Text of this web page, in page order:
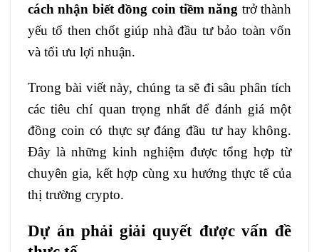
cách nhận biết đồng coin tiềm năng trở thành
yếu tố then chốt giúp nhà đầu tư bảo toàn vốn
và tối ưu lợi nhuận.
Trong bài viết này, chúng ta sẽ đi sâu phân tích
các tiêu chí quan trọng nhất để đánh giá một
đồng coin có thực sự đáng đầu tư hay không.
Đây là những kinh nghiệm được tổng hợp từ
chuyên gia, kết hợp cùng xu hướng thực tế của
thị trường crypto.
Dự án phải giải quyết được vấn đề